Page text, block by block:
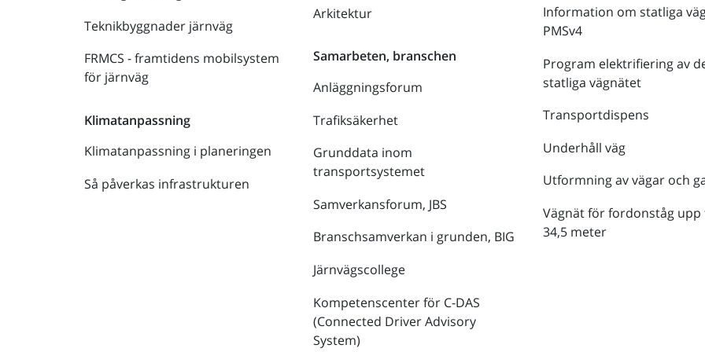
Teknikbyggnader järnväg
FRMCS - framtidens mobilsystem
för järnväg
Klimatanpassning
Klimatanpassning i planeringen
Så påverkas infrastrukturen
Arkitektur
Samarbeten, branschen
Anläggningsforum
Trafiksäkerhet
Grunddata inom
transportsystemet
Samverkansforum, JBS
Branschsamverkan i grunden, BIG
Järnvägscollege
Kompetenscenter för C-DAS
(Connected Driver Advisory
System)
Information om statliga
PMSv4
Program elektrifiering av
statliga vägnätet
Transportdispens
Underhåll väg
Utformning av vägar och
Vägnät för fordonståg upp
34,5 meter